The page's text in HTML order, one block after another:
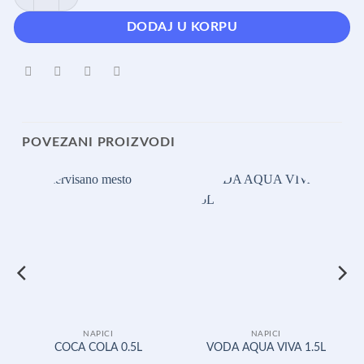
DODAJ U KORPU
POVEZANI PROIZVODI
NAPICI
COCA COLA 0.5L
NAPICI
VODA AQUA VIVA 1.5L